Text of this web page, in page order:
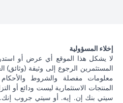
إخلاء المسؤولية
لا يشكل هذا الموقع أي عرض أو
المستثمرين الرجوع إلى وثيقة
معلومات مفصلة والشروط
المنتجات الاستثمارية ليست ودائع أو
سيتي بنك إن. إيه. أو سيتي جروب إنك.